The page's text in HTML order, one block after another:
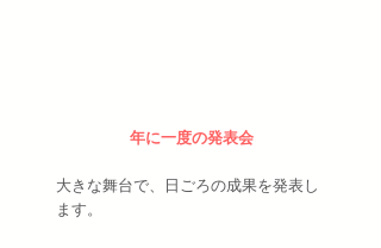
年に一度の発表会
大きな舞台で、日ごろの成果を発表し
ます。